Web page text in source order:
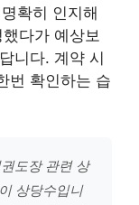
확히 인지해
다가 예상보
니다. 계약 시
번 확인하는 습
도장 관련 상
상당수입니